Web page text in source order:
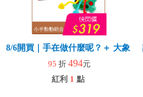
8/6開買｜手在做什麼呢？＋ 大象拉
95 折 494元
紅利 1 點